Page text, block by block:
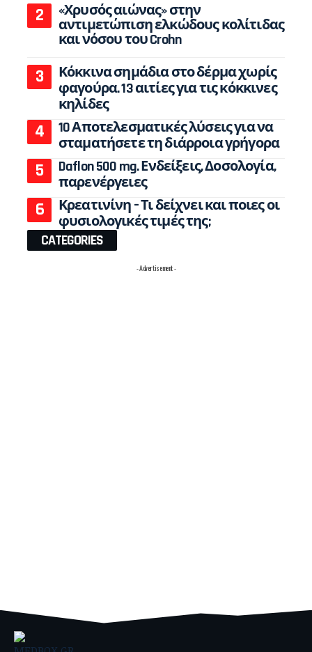
«Χρυσός αιώνας» στην
αντιμετώπιση ελκώδους κολίτιδας
και νόσου του Crohn
Κόκκινα σημάδια στο δέρμα χωρίς
φαγούρα. 13 αιτίες για τις κόκκινες
κηλίδες
10 Αποτελεσματικές λύσεις για να
σταματήσετε τη διάρροια γρήγορα
Daflon 500 mg. Ενδείξεις, Δοσολογία,
παρενέργειες
Κρεατινίνη – Τι δείχνει και ποιες οι
φυσιολογικές τιμές της;
CATEGORIES
- Advertisement -